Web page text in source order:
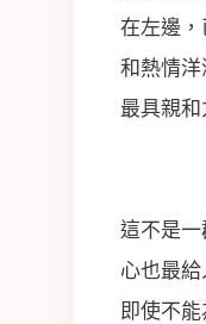
在左邊
和熱情
最具親
這不是
心也最
即使不